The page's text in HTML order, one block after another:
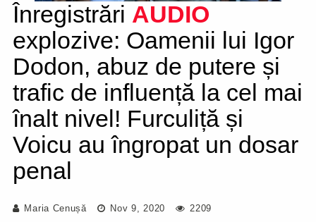
Înregistrări AUDIO
explozive: Oamenii lui Igor
Dodon, abuz de putere și
trafic de influență la cel mai
înalt nivel! Furculiță și
Voicu au îngropat un dosar
penal
Maria Cenușă Nov 9, 2020 2209